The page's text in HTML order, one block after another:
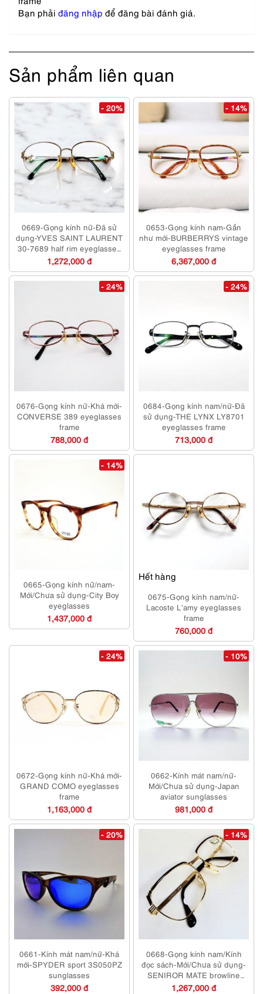
Bạn phải đăng nhập để đăng bài đánh giá.
Sản phẩm liên quan
- 20%
0669-Gọng kính nữ-Đã sử
dụng-YVES SAINT LAURENT
30-7689 half rim eyeglasses
frame
1,272,000 đ
- 14%
0653-Gọng kính nam-Gần
như mới-BURBERRYS vintage
eyeglasses frame
6,367,000 đ
- 24%
0676-Gọng kính nữ-Khá mới-
CONVERSE 389 eyeglasses
frame
788,000 đ
- 24%
0684-Gọng kính nam/nữ-Đã
sử dụng-THE LYNX LY8701
eyeglasses frame
713,000 đ
- 14%
0665-Gọng kính nữ/nam-
Mới/Chưa sử dụng-City Boy
eyeglasses
1,437,000 đ
Hết hàng
0675-Gọng kính nam/nữ-
Lacoste L’amy eyeglasses
frame
760,000 đ
- 24%
0672-Gọng kính nữ-Khá mới-
GRAND COMO eyeglasses
frame
1,163,000 đ
- 10%
0662-Kính mát nam/nữ-
Mới/Chưa sử dụng-Japan
aviator sunglasses
981,000 đ
- 20%
0661-Kính mát nam/nữ-Khá
mới-SPYDER sport 3S050PZ
sunglasses
392,000 đ
- 14%
0668-Gọng kính nam/Kính
đọc sách-Mới/Chưa sử dụng-
SENIROR MATE browline
Japan eyeglasses frame
1,267,000 đ